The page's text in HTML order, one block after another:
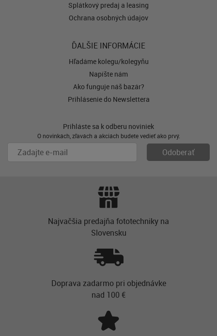
Splátkový predaj a leasing
Ochrana osobných údajov
ĎALŠIE INFORMÁCIE
Hľadáme kolegu/kolegyňu
Napíšte nám
Ako funguje náš bazár?
Prihlásenie do Newslettera
Prihláste sa k odberu noviniek
O novinkách, zľavách a akciách budete vedieť ako prvý.
Najvačšia predajňa fototechniky na
Slovensku
Doprava zadarmo pri objednávke
nad 100 €